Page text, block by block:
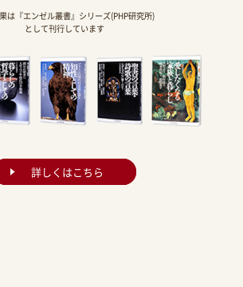
は『エンゼル叢書』シリーズ(PHP研究所)
として刊行しています
詳しくはこちら